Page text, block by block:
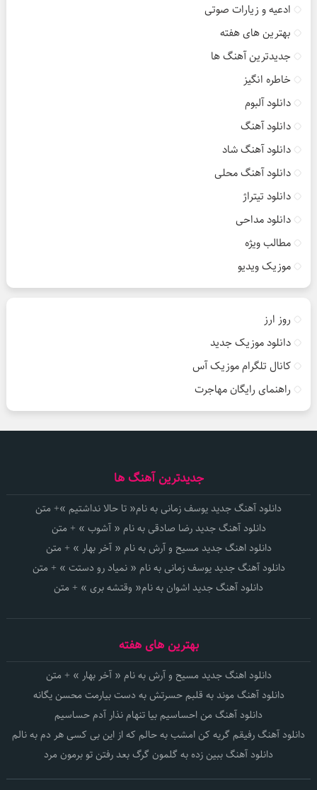
ادعیه و زیارات صوتی
بهترین های هفته
جدیدترین آهنگ ها
خاطره انگیز
دانلود آلبوم
دانلود آهنگ
دانلود آهنگ شاد
دانلود آهنگ محلی
دانلود تیتراژ
دانلود مداحی
مطالب ویژه
موزیک ویدیو
روز ارز
دانلود موزیک جدید
کانال تلگرام موزیک آس
راهنمای رایگان مهاجرت
جدیدترین آهنگ ها
دانلود آهنگ جدید یوسف زمانی به نام« تا حالا نداشتیم »+ متن
دانلود آهنگ جدید رضا صادقی به نام « آشوب » + متن
دانلود اهنگ جدید مسیح و آرش به نام « آخر بهار » + متن
دانلود آهنگ جدید یوسف زمانی به نام « نمیاد رو دستت » + متن
دانلود آهنگ جدید اشوان به نام« وقتشه بری » + متن
بهترین های هفته
دانلود اهنگ جدید مسیح و آرش به نام « آخر بهار » + متن
دانلود آهنگ موند به قلبم حسرتش به دست بیارمت محسن یگانه
دانلود آهنگ من احساسیم بیا تنهام نذار آدم حساسیم
دانلود آهنگ رفیقم گریه کن امشب به حالم که از این بی کسی هر دم به نالم
دانلود آهنگ ببین زده به گلمون گرگ بعد رفتن تو برمون مرد